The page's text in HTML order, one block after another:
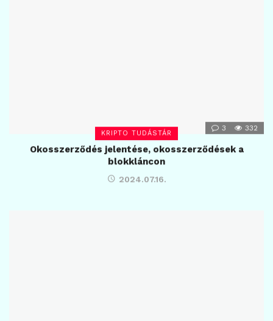
KRIPTO TUDÁSTÁR
3 332
Okosszerződés jelentése, okosszerződések a
blokkláncon
2024.07.16.